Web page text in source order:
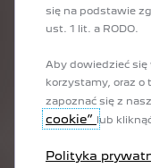
się na podstawie
ust. 1 lit. a RODO.
Aby dowiedzieć się
korzystamy, oraz o
zapoznać się z
cookie” lub
Polityka